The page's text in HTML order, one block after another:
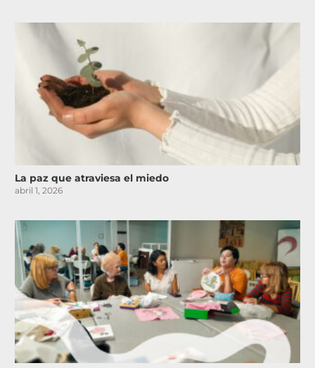
La paz que atraviesa el miedo
abril 1, 2026